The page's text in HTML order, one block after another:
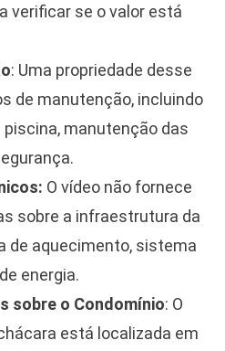
verificar se o valor está
: Uma propriedade desse
de manutenção, incluindo
piscina, manutenção das
O vídeo não fornece
sobre a infraestrutura da
de aquecimento, sistema
energia.
sobre o Condomínio: O
está localizada em